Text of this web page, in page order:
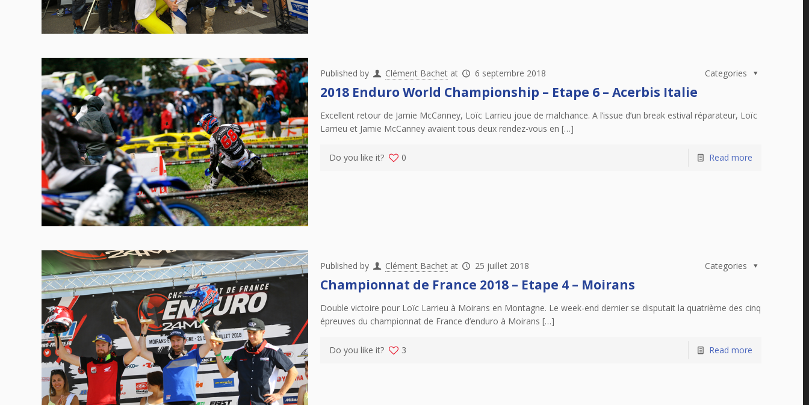
Published by Clément Bachet at 6 septembre 2018 Categories
2018 Enduro World Championship – Etape 6 – Acerbis Italie
Excellent retour de Jamie McCanney, Loïc Larrieu joue de malchance. A l’issue d’un break estival réparateur, Loïc
Larrieu et Jamie McCanney avaient tous deux rendez-vous en […]
Do you like it? 0 Read more
Published by Clément Bachet at 25 juillet 2018 Categories
Championnat de France 2018 – Etape 4 – Moirans
Double victoire pour Loïc Larrieu à Moirans en Montagne. Le week-end dernier se disputait la quatrième des cinq
épreuves du championnat de France d’enduro à Moirans […]
Do you like it? 3 Read more